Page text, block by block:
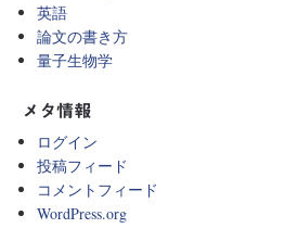
英語
論文の書き方
量子生物学
メタ情報
ログイン
投稿フィード
コメントフィード
WordPress.org